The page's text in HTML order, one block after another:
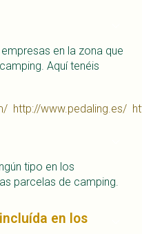
en la zona que
Aquí tenéis
http://www.pedaling.es/
tipo en los
parcelas de camping.
en los